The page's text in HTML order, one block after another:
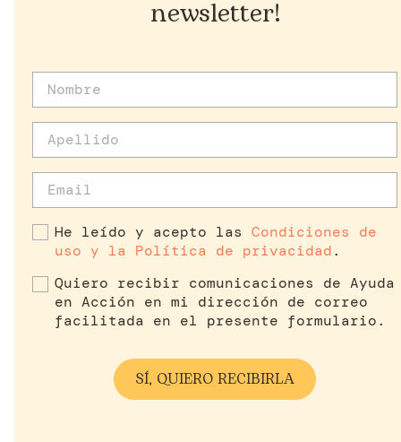
newsletter!
He leído y acepto las Condiciones de
uso y la Política de privacidad.
Quiero recibir comunicaciones de Ayuda
en Acción en mi dirección de correo
facilitada en el presente formulario.